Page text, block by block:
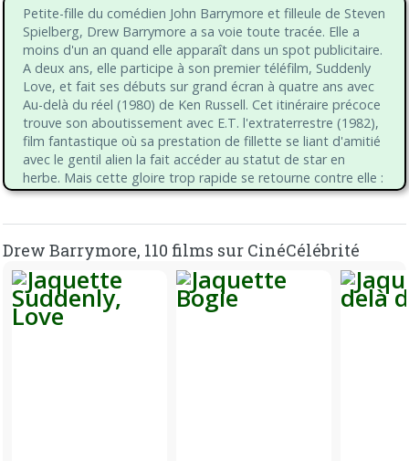
Petite-fille du comédien John Barrymore et filleule de Steven
Spielberg, Drew Barrymore a sa voie toute tracée. Elle a
moins d'un an quand elle apparaît dans un spot publicitaire.
A deux ans, elle participe à son premier téléfilm, Suddenly
Love, et fait ses débuts sur grand écran à quatre ans avec
Au-delà du réel (1980) de Ken Russell. Cet itinéraire précoce
trouve son aboutissement avec E.T. l'extraterrestre (1982),
film fantastique où sa prestation de fillette se liant d'amitié
avec le gentil alien la fait accéder au statut de star en
herbe. Mais cette gloire trop rapide se retourne contre elle :
son adolescence plus que mouvementée est marquée par
B comme Fleur de poison (1992) et Le Démon des armes.
Batman forever (1995) et Tout le monde dit I love you
(1996) marquent son retour sur le devant de la scène
cinématographique, revival que vient confirmer le succès
inattendu du film d'horreur Scream (1997).
Drew Barrymore, 110 films sur CinéCélébrité